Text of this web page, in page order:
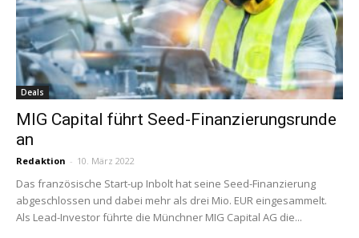
Deals
MIG Capital führt Seed-Finanzierungsrunde
an
Redaktion - 10. März 2022
Das französische Start-up Inbolt hat seine Seed-Finanzierung
abgeschlossen und dabei mehr als drei Mio. EUR eingesammelt.
Als Lead-Investor führte die Münchner MIG Capital AG die...